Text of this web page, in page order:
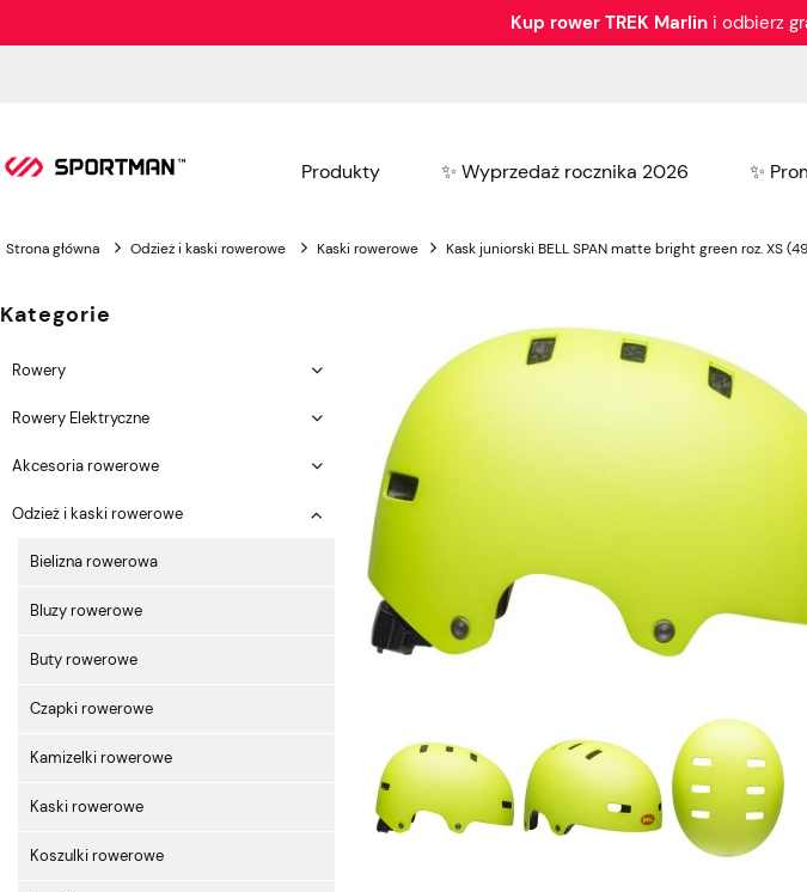
Kup rower TREK Marlini odbierz
Produkty ✨ Wyprzedaż rocznika 2026 ✨
Nowości
Strona główna Odzież i kaski rowerowe Kaski rowerowe Kask juniorski BELL SPAN matte bright green roz. XS
Kategorie
Rowery
Rowery Elektryczne
Akcesoria rowerowe
Odzież i kaski rowerowe
Bielizna rowerowa
Bluzy rowerowe
Buty rowerowe
Czapki rowerowe
Kamizelki rowerowe
Kaski rowerowe
Koszulki rowerowe